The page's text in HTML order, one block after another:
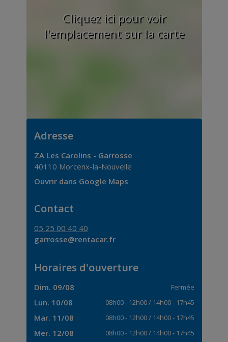
Cliquez ici pour voir
l'emplacement sur la carte
Adresse
ZA Les Carolins - Garrosse
40110 Morcenx-la-Nouvelle
Ouvrir dans Google Maps
Contact
05 25 00 40 40
garrosse@rentacar.fr
Horaires d'ouverture
Dim. 09/08 Fermée
Lun. 10/08 08h00- 12h00/ 14h00- 17h45
Mar. 11/08 08h00- 12h00/ 14h00- 17h45
Mer. 12/08 08h00- 12h00/ 14h00- 17h45